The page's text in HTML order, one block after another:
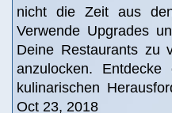
nicht die Zeit aus
Verwende Upgrades
Deine Restaurants zu
anzulocken.
kulinarischen
Oct 23, 2018